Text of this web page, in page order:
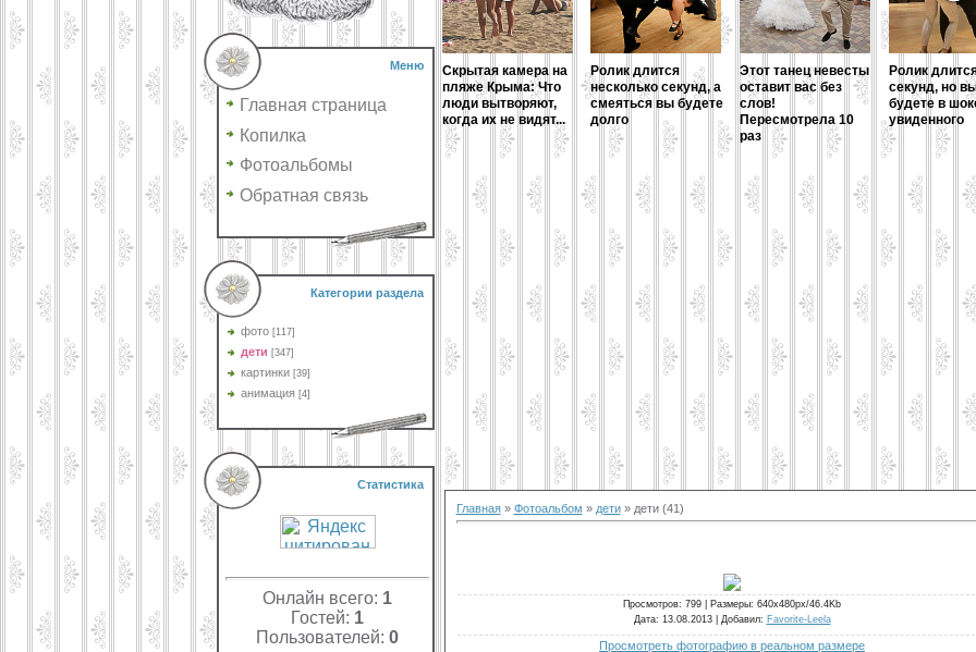
Меню
Главная страница
Копилка
Фотоальбомы
Обратная связь
Категории раздела
фото [117]
дети [347]
картинки [39]
анимация [4]
Статистика
Онлайн всего: 1
Гостей: 1
Пользователей: 0
Скрытая камера на
пляже Крыма: Что
люди вытворяют,
когда их не видят...
Ролик длится
несколько секунд, а
смеяться вы будете
долго
Этот танец невесты
оставит вас без
слов!
Пересмотрела 10
раз
Ролик
секунд, но
будете в
увиденного
Главная» Фотоальбом » дети» дети (41)
Просмотров: 799 | Размеры: 640x480px/46.4Kb
Дата
Добавил: Favorite-Leela
Просмотреть фотографию в реальном размере